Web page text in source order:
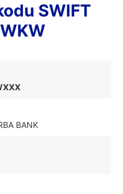
SWIFT
BANK